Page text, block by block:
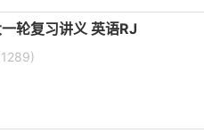
轮复习讲义 英语RJ